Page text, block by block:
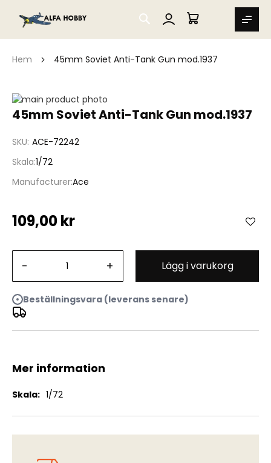
SEARCH
MIN VARUKORG
Hem 45mm Soviet Anti-Tank Gun mod.1937
45mm Soviet Anti-Tank Gun mod.1937
SKU ACE-72242
Skala 1/72
ManufacturerAce
109,00 kr
- + Lägg i varukorg
Beställningsvara (leverans senare)
Hoppa
till
bildgalleriet
45mm Soviet Anti-Tank Gun mod.1937
Hoppa
av
bildgalleriet
Mer information
Mer
1/72